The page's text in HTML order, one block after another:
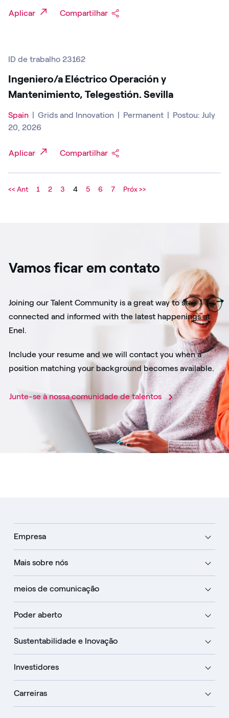
Aplicar Compartilhar
ID de trabalho 23162
Ingeniero/a Eléctrico Operación y
Mantenimiento, Telegestión. Sevilla
Spain Grids and Innovation Permanent
Postou: July
20, 2026
Aplicar Compartilhar
<< Ant 1 2 3 4 5 6 7 Próx >>
Vamos ficar em contato
Joining our Talent Community is a great way to stay
connected and informed with the latest happenings at
Enel.
Include your resume and we will contact you when a
position matching your background becomes available.
Junte-se à nossa comunidade de talentos
Empresa
Mais sobre nós
meios de comunicação
Poder aberto
Sustentabilidade e Inovação
Investidores
Carreiras